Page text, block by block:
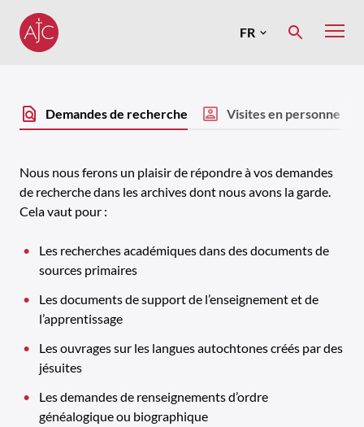
content
FR MENU
Services
Demandes de recherche Visites en personne
Nous nous ferons un plaisir de répondre à vos demandes
de recherche dans les archives dont nous avons la garde.
Cela vaut pour :
Les recherches académiques dans des documents de
sources primaires
Les documents de support de l’enseignement et de
l’apprentissage
Les ouvrages sur les langues autochtones créés par des
jésuites
Les demandes de renseignements d’ordre
généalogique ou biographique